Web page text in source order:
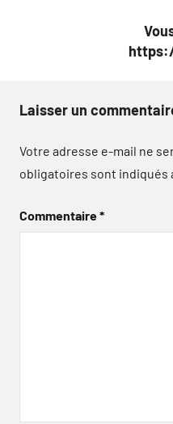
Laisser un
Votre adresse e-mail ne
obligatoires sont indiqués
Commentaire*